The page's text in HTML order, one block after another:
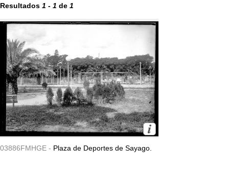
Resultados 1 - 1 de 1
03886FMHGE - Plaza de Deportes de Sayago.